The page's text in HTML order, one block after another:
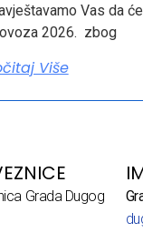
Vas da
2026. zbog
Više
Grada Dugog